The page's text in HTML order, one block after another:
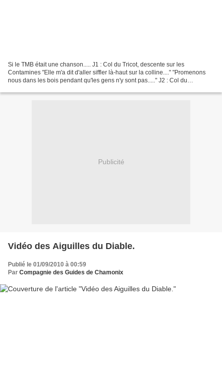
Si le TMB était une chanson..... J1 : Col du Tricot, descente sur les
Contamines "Elle m'a dit d'aller siffler là-haut sur la colline...." "Promenons
nous dans les bois pendant qu'les gens n'y sont pas....." J2 : Col du
Publicité
Vidéo des Aiguilles du Diable.
Publié le 01/09/2010 à 00:59
Par Compagnie des Guides de Chamonix